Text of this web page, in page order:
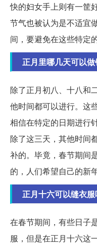
快的妇女手上则有一筐
节气也被认为是不适宜
间，要避免在这些特定
正月里哪几天可以
除了正月初八、十八和
他时间都可以进行。这
相信在特定的日期进行
除了这三天，其他时间
补的。毕竟，春节期间
的，人们希望自己的新
正月十六可以缝衣
在春节期间，有些日子
服，但是在正月十六这